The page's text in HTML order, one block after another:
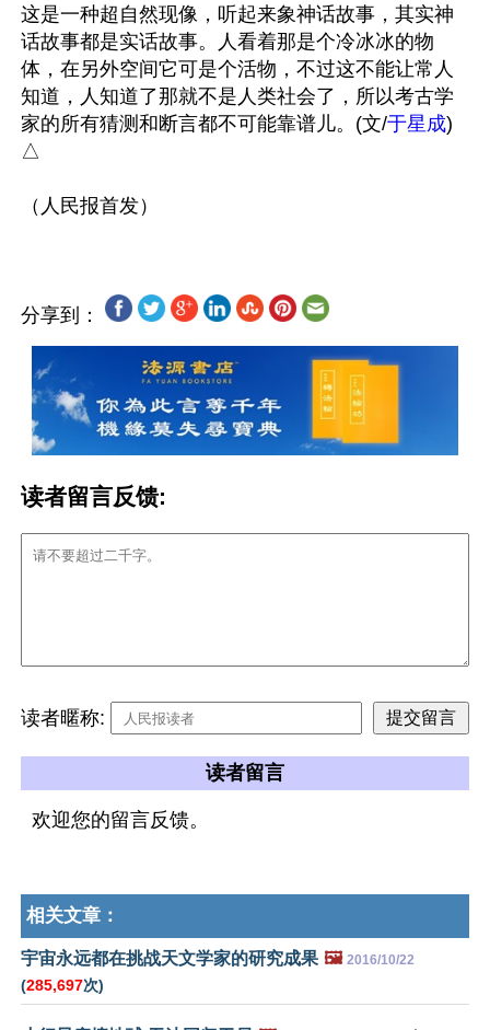
这是一种超自然现像，听起来象神话故事，其实神
话故事都是实话故事。人看着那是个冷冰冰的物
体，在另外空间它可是个活物，不过这不能让常人
知道，人知道了那就不是人类社会了，所以考古学
家的所有猜测和断言都不可能靠谱儿。(文/于星成)
△
分享到：
读者留言反馈:
读者暱称:
读者留言
欢迎您的留言反馈。
相关文章：
宇宙永远都在挑战天文学家的研究成果 🖼️ 2016/10/22
(285,697次)